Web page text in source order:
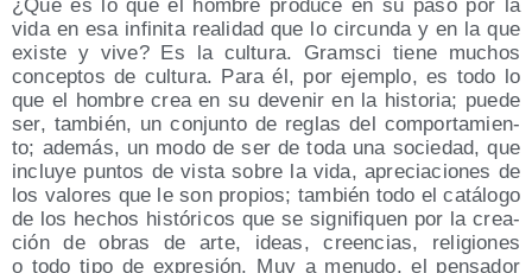
¿Qué es lo que el hom­bre pro­du­ce en su paso por la
vida en esa infi­ni­ta reali­dad que lo cir­cun­da y en la que
exis­te y vive? Es la cul­tu­ra. Grams­ci tie­ne muchos
con­cep­tos de cul­tu­ra. Para él, por ejem­plo, es todo lo
que el hom­bre crea en su deve­nir en la his­to­ria; pue­de
ser, tam­bién, un con­jun­to de reglas del com­por­ta­mien­
to; ade­más, un modo de ser de toda una socie­dad, que
inclu­ye pun­tos de vis­ta sobre la vida, apre­cia­cio­nes de
los valo­res que le son pro­pios; tam­bién todo el catá­lo­go
de los hechos his­tó­ri­cos que se sig­ni­fi­quen por la crea­
ción de obras de arte, ideas, creen­cias, reli­gio­nes
o todo tipo de expre­sión. Muy a menu­do, el pen­sa­dor